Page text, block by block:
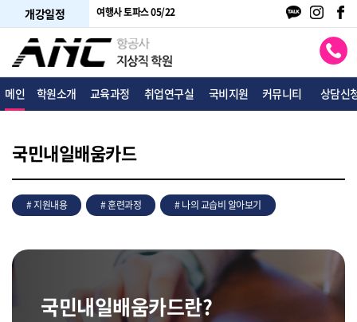
개강일정
기주말 05/31 여행사 토파스 05/22 일반직 대졸공채반 06/13
메인 학원소개 교육과정 취업연구실 국비지원 커뮤니티 상담신
국민내일배움카드
# 지원내용 # 훈련과정 # 나의 교습비 알아보기
국민내일배움카드란?